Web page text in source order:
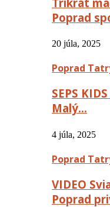
Poprad
20 júla, 2025
Poprad
SEPS
Malý…
4 júla, 2025
Poprad
VIDEO
Poprad